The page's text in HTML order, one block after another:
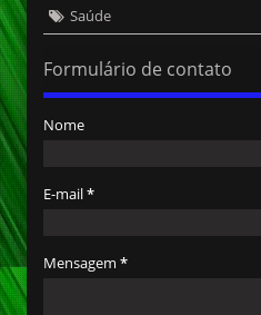
Saúde
Formulário de contato
Nome
E-mail*
Mensagem *